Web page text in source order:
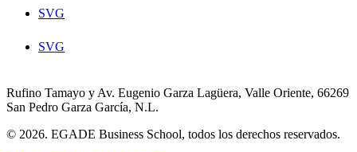
SVG
SVG
Rufino Tamayo y Av. Eugenio Garza Lagüera, Valle Oriente, 66269
San Pedro Garza García, N.L.
© 2026. EGADE Business School, todos los derechos reservados.